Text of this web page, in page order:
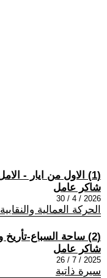
(1) الاول من ايار - الامل يتجدد
شاكر عامل
2026 / 4 / 30
الحركة العمالية والنقابية
(2) ساحة السباع-تأريخ واحداث-3-
شاكر عامل
2025 / 7 / 26
سيرة ذاتية